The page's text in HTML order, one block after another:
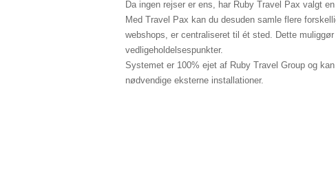
Da ingen rejser er ens, har Ruby Travel Pax valgt
Med Travel Pax kan du desuden samle flere
webshops, er centraliseret til ét sted. Dette
vedligeholdelsespunkter.
Systemet er 100% ejet af Ruby Travel Group og
nødvendige eksterne installationer.